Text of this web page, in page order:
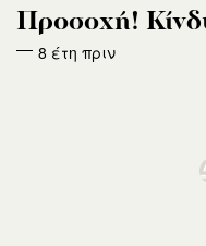
Προσοχή!
8 έτη πριν